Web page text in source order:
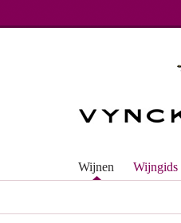
Wijnen Wijngids